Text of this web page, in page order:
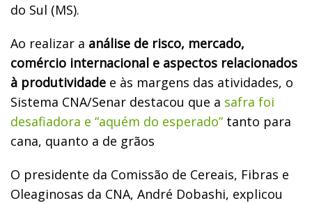
do Sul (MS).
Ao realizar a análise de risco, mercado,
comércio internacional e aspectos relacionados
à produtividade e às margens das atividades, o
Sistema CNA/Senar destacou que a safra foi
desafiadora e “aquém do esperado” tanto para
cana, quanto a de grãos
O presidente da Comissão de Cereais, Fibras e
Oleaginosas da CNA, André Dobashi, explicou